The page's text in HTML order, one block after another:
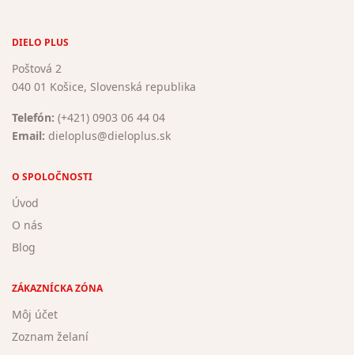
DIELO PLUS
Poštová 2
040 01 Košice, Slovenská republika
Telefón: (+421) 0903 06 44 04
Email: dieloplus@dieloplus.sk
O SPOLOČNOSTI
Úvod
O nás
Blog
ZÁKAZNÍCKA ZÓNA
Môj účet
Zoznam želaní